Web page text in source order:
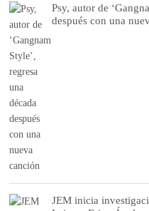
Psy, autor de
después con una
JEM inicia